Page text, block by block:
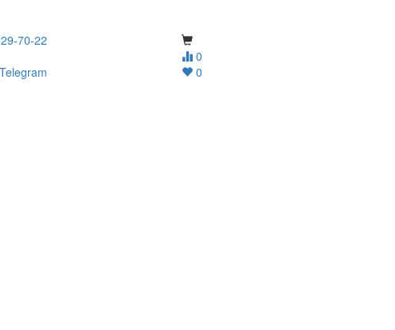
0
0
70-22